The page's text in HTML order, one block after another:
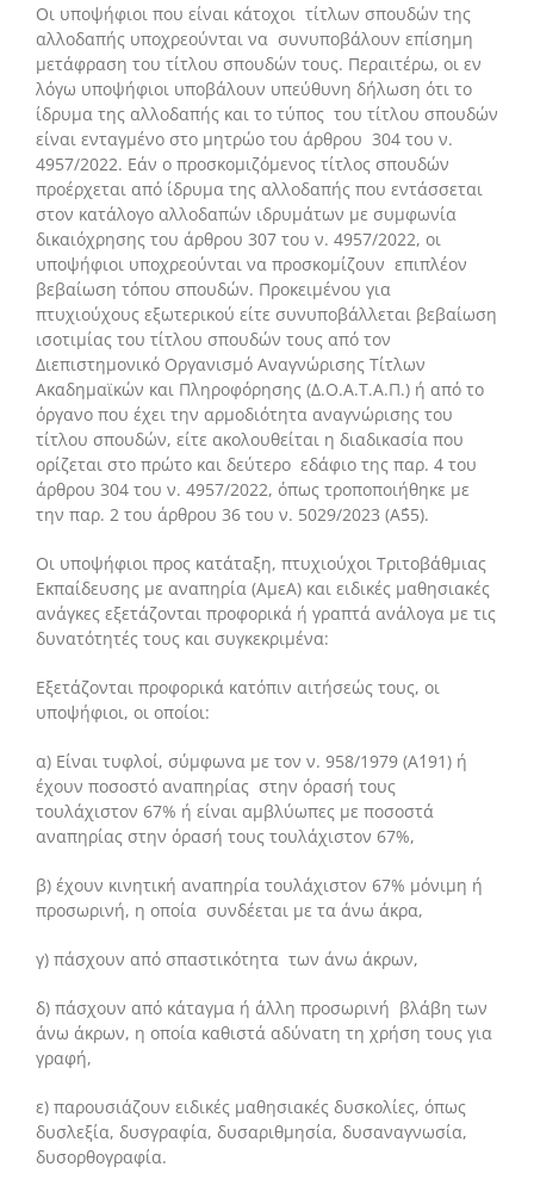
Οι υποψήφιοι που είναι κάτοχοι τίτλων σπουδών της
αλλοδαπής υποχρεούνται να συνυποβάλουν επίσημη
μετάφραση του τίτλου σπουδών τους. Περαιτέρω, οι εν
λόγω υποψήφιοι υποβάλουν υπεύθυνη δήλωση ότι το
ίδρυμα της αλλοδαπής και το τύπος του τίτλου σπουδών
είναι ενταγμένο στο μητρώο του άρθρου 304 του ν.
4957/2022. Εάν ο προσκομιζόμενος τίτλος σπουδών
προέρχεται από ίδρυμα της αλλοδαπής που εντάσσεται
στον κατάλογο αλλοδαπών ιδρυμάτων με συμφωνία
δικαιόχρησης του άρθρου 307 του ν. 4957/2022, οι
υποψήφιοι υποχρεούνται να προσκομίζουν επιπλέον
βεβαίωση τόπου σπουδών. Προκειμένου για
πτυχιούχους εξωτερικού είτε συνυποβάλλεται βεβαίωση
ισοτιμίας του τίτλου σπουδών τους από τον
Διεπιστημονικό Οργανισμό Αναγνώρισης Τίτλων
Ακαδημαϊκών και Πληροφόρησης (Δ.Ο.Α.Τ.Α.Π.) ή από το
όργανο που έχει την αρμοδιότητα αναγνώρισης του
τίτλου σπουδών, είτε ακολουθείται η διαδικασία που
ορίζεται στο πρώτο και δεύτερο εδάφιο της παρ. 4 του
άρθρου 304 του ν. 4957/2022, όπως τροποποιήθηκε με
την παρ. 2 του άρθρου 36 του ν. 5029/2023 (Α΄55).
Οι υποψήφιοι προς κατάταξη, πτυχιούχοι Τριτοβάθμιας
Εκπαίδευσης με αναπηρία (ΑμεΑ) και ειδικές μαθησιακές
ανάγκες εξετάζονται προφορικά ή γραπτά ανάλογα με τις
δυνατότητές τους και συγκεκριμένα:
Εξετάζονται προφορικά κατόπιν αιτήσεώς τους, οι
υποψήφιοι, οι οποίοι:
α) Είναι τυφλοί, σύμφωνα με τον ν. 958/1979 (Α΄191) ή
έχουν ποσοστό αναπηρίας στην όρασή τους
τουλάχιστον 67% ή είναι αμβλύωπες με ποσοστά
αναπηρίας στην όρασή τους τουλάχιστον 67%,
β) έχουν κινητική αναπηρία τουλάχιστον 67% μόνιμη ή
προσωρινή, η οποία συνδέεται με τα άνω άκρα,
γ) πάσχουν από σπαστικότητα των άνω άκρων,
δ) πάσχουν από κάταγμα ή άλλη προσωρινή βλάβη των
άνω άκρων, η οποία καθιστά αδύνατη τη χρήση τους για
γραφή,
ε) παρουσιάζουν ειδικές μαθησιακές δυσκολίες, όπως
δυσλεξία, δυσγραφία, δυσαριθμησία, δυσαναγνωσία,
δυσορθογραφία.